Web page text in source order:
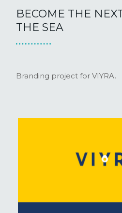
BECOME THE
THE SEA
Branding project for VIYRA.